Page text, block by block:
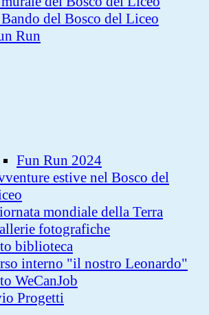
del Bosco del Liceo
Run
Fun Run 2024
estive nel Bosco del
mondiale della Terra
fotografiche
biblioteca
interno "il nostro Leonardo"
WeCanJob
Progetti